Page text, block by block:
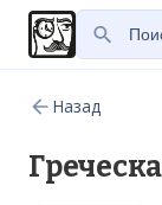
Назад